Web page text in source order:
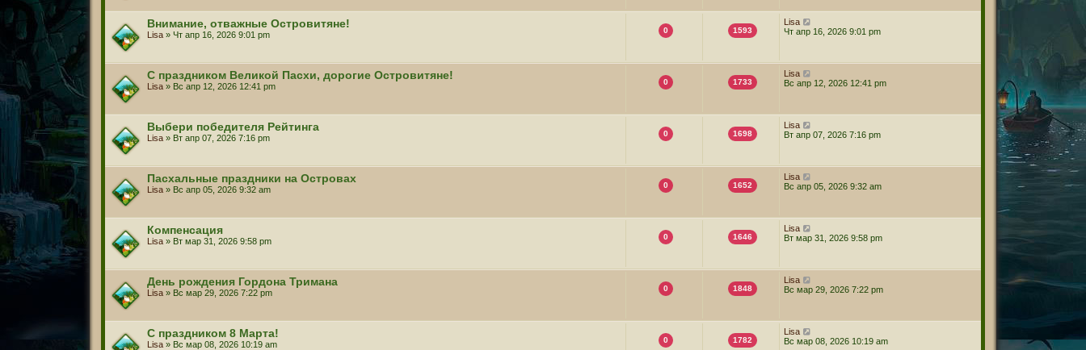
Внимание, отважные Островитяне!
Lisa» Чт апр 16, 2026 9:01 pm 0 1593
Lisa
Чт апр 16, 2026 9:01 pm
С праздником Великой Пасхи, дорогие Островитяне!
Lisa» Вс апр 12, 2026 12:41 pm 0 1733
Lisa
Вс апр 12, 2026 12:41 pm
Выбери победителя Рейтинга
Lisa» Вт апр 07, 2026 7:16 pm 0 1698
Lisa
Вт апр 07, 2026 7:16 pm
Пасхальные праздники на Островах
Lisa» Вс апр 05, 2026 9:32 am 0 1652
Lisa
Вс апр 05, 2026 9:32 am
Компенсация
Lisa» Вт мар 31, 2026 9:58 pm 0 1646
Lisa
Вт мар 31, 2026 9:58 pm
День рождения Гордона Тримана
Lisa» Вс мар 29, 2026 7:22 pm 0 1848
Lisa
Вс мар 29, 2026 7:22 pm
С праздником 8 Марта!
Lisa» Вс мар 08, 2026 10:19 am 0 1782
Lisa
Вс мар 08, 2026 10:19 am